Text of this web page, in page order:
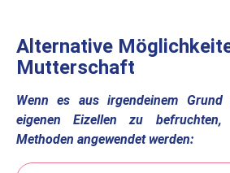
Alternative
Mutterschaft
Wenn es aus irgendeinem
eigenen Eizellen zu befruchten,
Methoden angewendet werden: